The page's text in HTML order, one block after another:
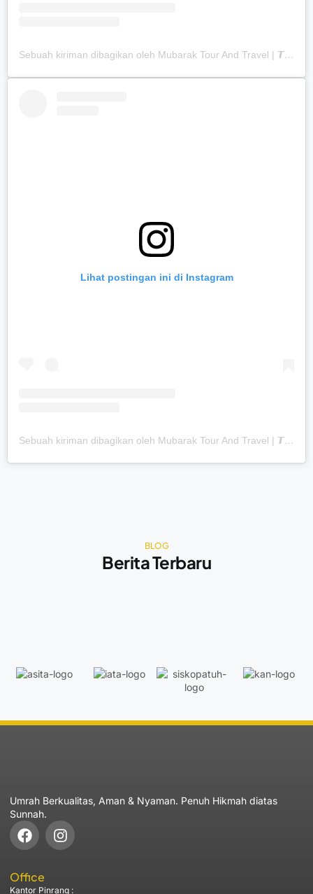
Sebuah kiriman dibagikan oleh Mubarak Tour And Travel | 𝙏𝙚𝙧𝙖𝙠𝙧𝙚𝙙𝙞𝙩𝙖𝙨𝙞 𝘼 (@mubaraktourtravel.id)
Lihat postingan ini di Instagram
Sebuah kiriman dibagikan oleh Mubarak Tour And Travel | 𝙏𝙚𝙧𝙖𝙠𝙧𝙚𝙙𝙞𝙩𝙖𝙨𝙞 𝘼 (@mubaraktourtravel.id)
BLOG
Berita Terbaru
Umrah Berkualitas, Aman & Nyaman. Penuh Hikmah diatas
Sunnah.
Office
Kantor Pinrang :